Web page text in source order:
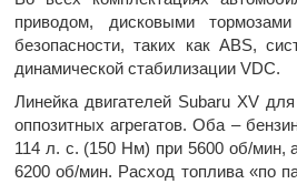
приводом, дисковыми
безопасности, таких как ABS,
динамической стабилизации VDC.
Линейка двигателей Subaru XV
оппозитных агрегатов. Оба –
114 л. с. (150 Нм) при 5600 об/мин,
6200 об/мин. Расход топлива «по